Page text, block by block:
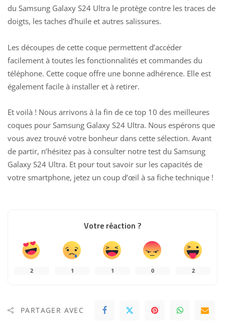
du Samsung Galaxy S24 Ultra le protège contre les traces de
doigts, les taches d’huile et autres salissures.
Les découpes de cette coque permettent d’accéder
facilement à toutes les fonctionnalités et commandes du
téléphone. Cette coque offre une bonne adhérence. Elle est
également facile à installer et à retirer.
Et voilà ! Nous arrivons à la fin de ce top 10 des meilleures
coques pour Samsung Galaxy S24 Ultra. Nous espérons que
vous avez trouvé votre bonheur dans cette sélection. Avant
de partir, n’hésitez pas à consulter notre test du Samsung
Galaxy S24 Ultra. Et pour tout savoir sur les capacités de
votre smartphone, jetez un coup d’œil à sa fiche technique !
Votre réaction ?
2 1 1 0 2
PARTAGER AVEC